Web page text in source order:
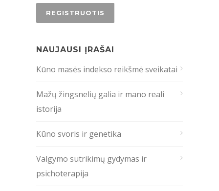
NAUJAUSI ĮRAŠAI
Kūno masės indekso reikšmė sveikatai
Mažų žingsnelių galia ir mano reali
istorija
Kūno svoris ir genetika
Valgymo sutrikimų gydymas ir
psichoterapija